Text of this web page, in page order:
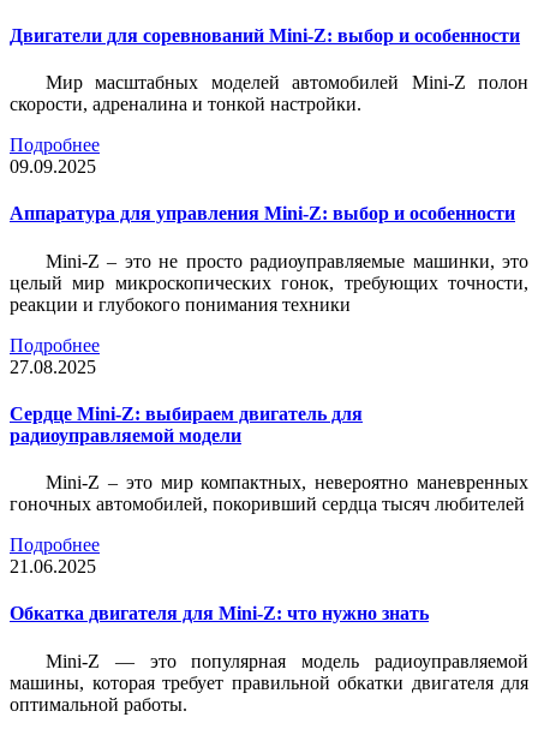
Двигатели для соревнований Mini-Z: выбор и особенности
Мир масштабных моделей автомобилей Mini-Z полон
скорости, адреналина и тонкой настройки.
Подробнее
09.09.2025
Аппаратура для управления Mini-Z: выбор и особенности
Mini-Z – это не просто радиоуправляемые машинки, это
целый мир микроскопических гонок, требующих точности,
реакции и глубокого понимания техники
Подробнее
27.08.2025
Сердце Mini-Z: выбираем двигатель для
радиоуправляемой модели
Mini-Z – это мир компактных, невероятно маневренных
гоночных автомобилей, покоривший сердца тысяч любителей
Подробнее
21.06.2025
Обкатка двигателя для Mini-Z: что нужно знать
Mini-Z — это популярная модель радиоуправляемой
машины, которая требует правильной обкатки двигателя для
оптимальной работы.